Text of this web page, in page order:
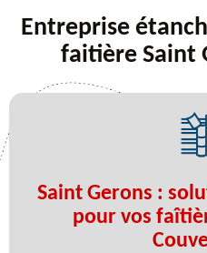
Entreprise
faitière Saint
Saint Gerons :
pour vos